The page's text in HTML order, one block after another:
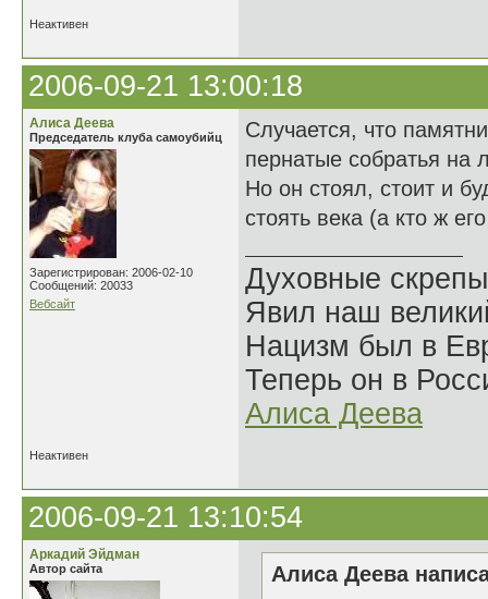
Неактивен
2006-09-21 13:00:18
Алиса Деева
Председатель клуба самоубийц
Зарегистрирован: 2006-02-10
Сообщений: 20033
Вебсайт
Случается, что
пернатые собратья на
Но он стоял, стоит и
стоять века (а кто ж
Духовные
Явил наш
Нацизм был в
Теперь он в
Алиса Деева
Неактивен
2006-09-21 13:10:54
Аркадий Эйдман
Автор сайта
Алиса Деева